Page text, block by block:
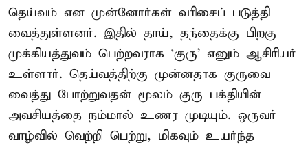
தெய்வம் என முன்னோர்கள் வரிசைப் படுத்தி
வைத்துள்ளனர். இதில் தாய், தந்தைக்கு பிறகு
முக்கியத்துவம் பெற்றவராக ‘குரு’ எனும் ஆசிரியர்
உள்ளார். தெய்வத்திற்கு முன்னதாக குருவை
வைத்து போற்றுவதன் மூலம் குரு பக்தியின்
அவசியத்தை நம்மால் உணர முடியும். ஒருவர்
வாழ்வில் வெற்றி பெற்று, மிகவும் உயர்ந்த